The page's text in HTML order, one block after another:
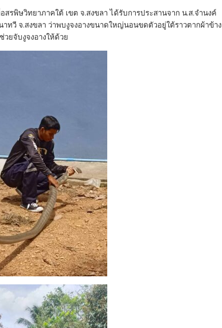
พิษวิทยาภาคใต้ เขต จ.สงขลา ได้รับการประสานจาก น.ส.จำนงค์
วี จ.สงขลา ว่าพบงูจงอางขนาดใหญ่นอนขดตัวอยู่ใต้ราวตากผ้าข้าง
ยจับงูจงอางให้ด้วย